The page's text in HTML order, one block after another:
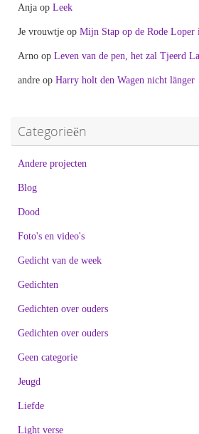
Anja op Leek
Je vrouwtje op Mijn Stap op de Rode Loper
Arno op Leven van de pen, het zal Tjeerd
andre op Harry holt den Wagen nicht länger
Categorieën
Andere projecten
Blog
Dood
Foto's en video's
Gedicht van de week
Gedichten
Gedichten over ouders
Gedichten over ouders
Geen categorie
Jeugd
Liefde
Light verse